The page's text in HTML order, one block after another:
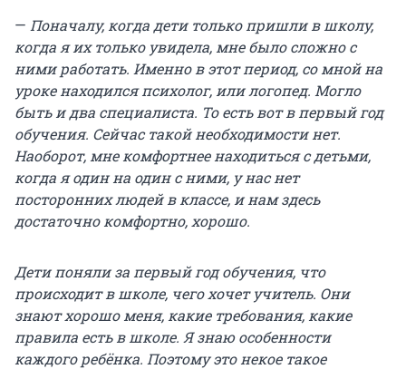
— Поначалу, когда дети только пришли в школу,
когда я их только увидела, мне было сложно с
ними работать. Именно в этот период, со мной на
уроке находился психолог, или логопед. Могло
быть и два специалиста. То есть вот в первый год
обучения. Сейчас такой необходимости нет.
Наоборот, мне комфортнее находиться с детьми,
когда я один на один с ними, у нас нет
посторонних людей в классе, и нам здесь
достаточно комфортно, хорошо.
Дети поняли за первый год обучения, что
происходит в школе, чего хочет учитель. Они
знают хорошо меня, какие требования, какие
правила есть в школе. Я знаю особенности
каждого ребёнка. Поэтому это некое такое